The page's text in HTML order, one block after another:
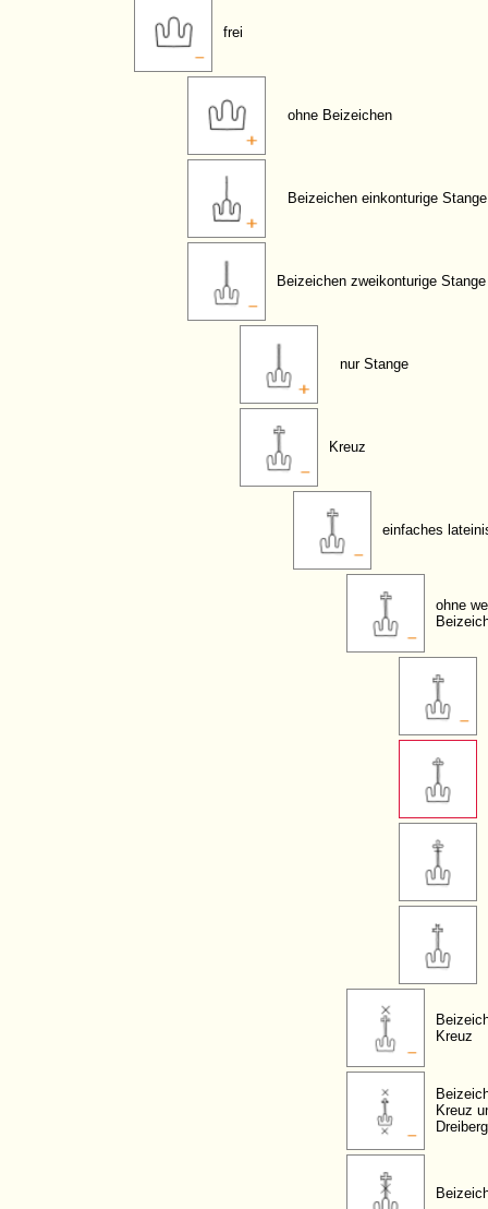
frei
ohne Beizeichen
Beizeichen einkonturige Stange
Beizeichen zweikonturige Stange
nur Stange
Kreuz
einfaches
ohne
Kreuz
Kreuz
Dreiberg